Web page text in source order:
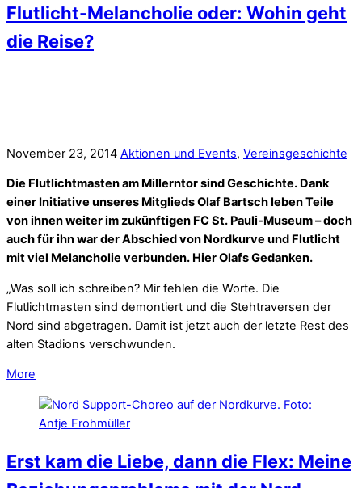
Flutlicht-Melancholie oder: Wohin geht
die Reise?
November 23, 2014 Aktionen und Events, Vereinsgeschichte
Die Flutlichtmasten am Millerntor sind Geschichte. Dank
einer Initiative unseres Mitglieds Olaf Bartsch leben Teile
von ihnen weiter im zukünftigen FC St. Pauli-Museum – doch
auch für ihn war der Abschied von Nordkurve und Flutlicht
mit viel Melancholie verbunden. Hier Olafs Gedanken.
„Was soll ich schreiben? Mir fehlen die Worte. Die
Flutlichtmasten sind demontiert und die Stehtraversen der
Nord sind abgetragen. Damit ist jetzt auch der letzte Rest des
alten Stadions verschwunden.
More
Erst kam die Liebe, dann die Flex: Meine